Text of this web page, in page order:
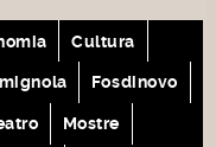
Cultura
Fosdinovo
Mostre